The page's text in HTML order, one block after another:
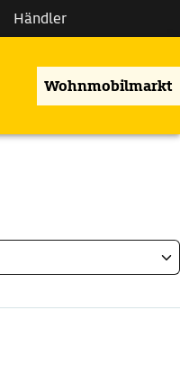
Händler
Wohnmobilmarkt